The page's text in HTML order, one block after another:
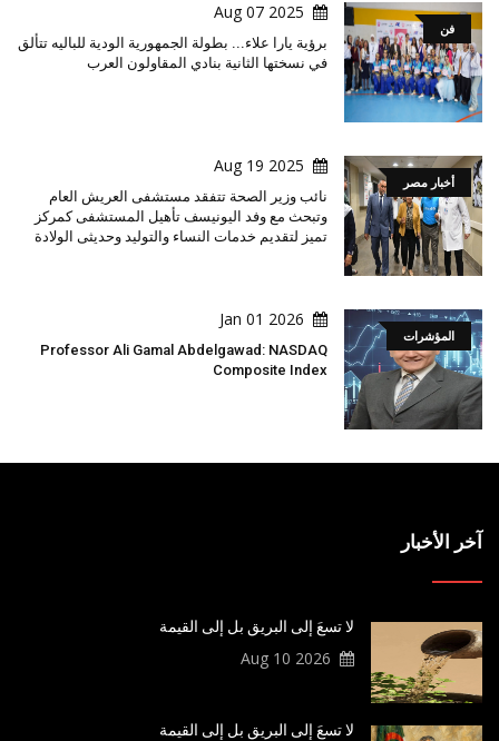
فن
2025 Aug 07
برؤية يارا علاء... بطولة الجمهورية الودية للباليه تتألق
في نسختها الثانية بنادي المقاولون العرب
أخبار مصر
2025 Aug 19
نائب وزير الصحة تتفقد مستشفى العريش العام
وتبحث مع وفد اليونيسف تأهيل المستشفى كمركز
تميز لتقديم خدمات النساء والتوليد وحديثى الولادة
المؤشرات
2026 Jan 01
Professor Ali Gamal Abdelgawad: NASDAQ
Composite Index
آخر الأخبار
لا تسعَ إلى البريق بل إلى القيمة
2026 Aug 10
لا تسعَ إلى البريق بل إلى القيمة